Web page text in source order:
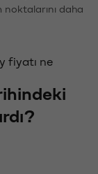
daha
fiyatı ne